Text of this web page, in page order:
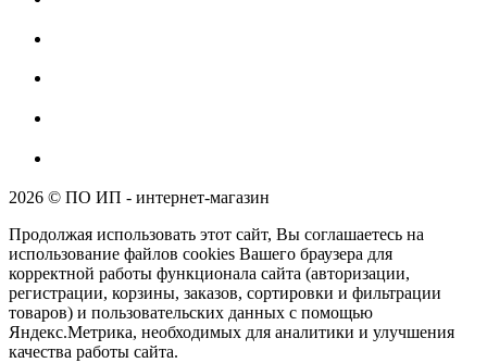
2026 © ПО ИП - интернет-магазин
Продолжая использовать этот сайт, Вы соглашаетесь на
использование файлов cookies Вашего браузера для
корректной работы функционала сайта (авторизации,
регистрации, корзины, заказов, сортировки и фильтрации
товаров) и пользовательских данных с помощью
Яндекс.Метрика, необходимых для аналитики и улучшения
качества работы сайта.